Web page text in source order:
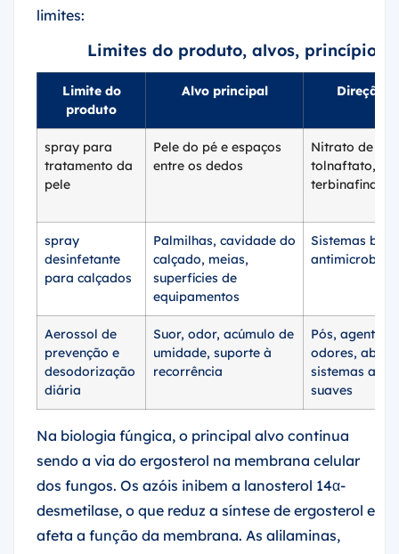
limites:
Limites do produto, alvos, princípios
Limite do
produto
Alvo principal Direção
spray para
tratamento da
pele
Pele do pé e espaços
entre os dedos
Nitrato de
tolnaftato,
terbinafina
spray
desinfetante
para calçados
Palmilhas, cavidade do
calçado, meias,
superfícies de
equipamentos
Sistemas
Aerossol de
prevenção e
desodorização
diária
Suor, odor, acúmulo de
umidade, suporte à
recorrência
Pós, agentes
odores,
sistemas
suaves
Na biologia fúngica, o principal alvo continua
sendo a via do ergosterol na membrana celular
dos fungos. Os azóis inibem a lanosterol 14α-
desmetilase, o que reduz a síntese de ergosterol e
afeta a função da membrana. As alilaminas,